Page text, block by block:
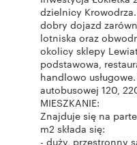
dzielnicy
dobry dojazd
lotniska oraz
okolicy sklepy
podstawowa,
handlowo
autobusowej 120,
MIESZKANIE:
Znajduje się na
m2 składa się:
- duży, przestronny